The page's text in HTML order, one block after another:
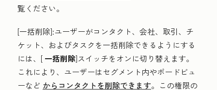
覧ください。
[一括削除]:ユーザーがコンタクト、会社、取引、チ
ケット、およびタスクを一括削除できるようにする
には、[ 一括削除]スイッチをオンに切り替えます。
これにより、ユーザーはセグメント内やボードビュ
ーなど からコンタクトを削除できます。この権限の